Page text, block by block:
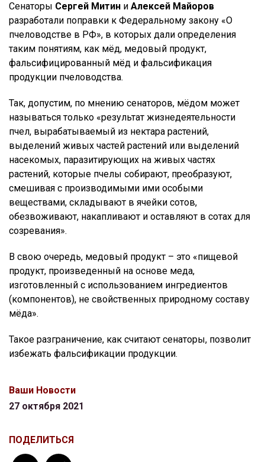
Сенаторы Сергей Митин и Алексей Майоров
разработали поправки к Федеральному закону «О
пчеловодстве в РФ», в которых дали определения
таким понятиям, как мёд, медовый продукт,
фальсифицированный мёд и фальсификация
продукции пчеловодства.
Так, допустим, по мнению сенаторов, мёдом может
называться только «результат жизнедеятельности
пчел, вырабатываемый из нектара растений,
выделений живых частей растений или выделений
насекомых, паразитирующих на живых частях
растений, которые пчелы собирают, преобразуют,
смешивая с производимыми ими особыми
веществами, складывают в ячейки сотов,
обезвоживают, накапливают и оставляют в сотах для
созревания».
В свою очередь, медовый продукт – это «пищевой
продукт, произведенный на основе меда,
изготовленный с использованием ингредиентов
(компонентов), не свойственных природному составу
мёда».
Такое разграничение, как считают сенаторы, позволит
избежать фальсификации продукции.
Ваши Новости
27 октября 2021
ПОДЕЛИТЬСЯ